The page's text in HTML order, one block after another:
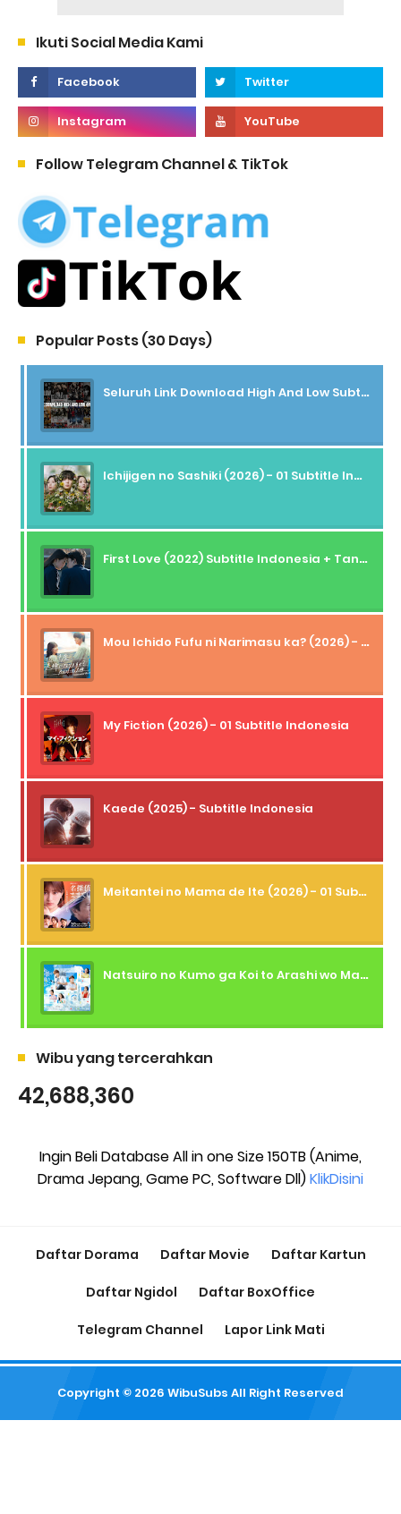
Ikuti Social Media Kami
Follow Telegram Channel & TikTok
Popular Posts (30 Days)
Seluruh Link Download High And Low Subtitle Indonesia
Ichijigen no Sashiki (2026) - 01 Subtitle Indonesia
First Love (2022) Subtitle Indonesia + Tanpa Iklan + Streaming + 1080p
Mou Ichido Fufu ni Narimasu ka? (2026) - 01 Subtitle Indonesia
My Fiction (2026) - 01 Subtitle Indonesia
Kaede (2025) - Subtitle Indonesia
Meitantei no Mama de Ite (2026) - 01 Subtitle Indonesia
Natsuiro no Kumo ga Koi to Arashi wo Makiokosu (2026) - 01 Subtitle Indonesia
Wibu yang tercerahkan
42,688,360
Ingin Beli Database All in one Size 150TB (Anime,
Drama Jepang, Game PC, Software Dll)KlikDisini
Daftar Dorama Daftar Movie Daftar Kartun
Daftar Ngidol Daftar BoxOffice
Telegram Channel Lapor Link Mati
Copyright © 2026 WibuSubs All Right Reserved